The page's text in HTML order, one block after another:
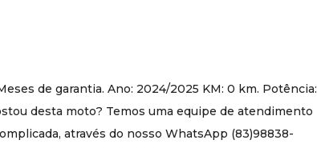
de garantia. Ano: 2024/2025 KM: 0 km. Potência:
desta moto? Temos uma equipe de atendimento
através do nosso WhatsApp (83)98838-